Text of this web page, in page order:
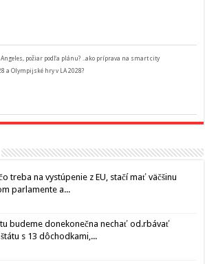
Angeles, požiar podľa plánu? ..ako príprava na smart city
a Olympijské hry v LA 2028?
treba na vystúpenie z EU, stačí mať väčšinu
parlamente a...
tu budeme donekonečna nechať od.rbávať
s 13 dôchodkami,...